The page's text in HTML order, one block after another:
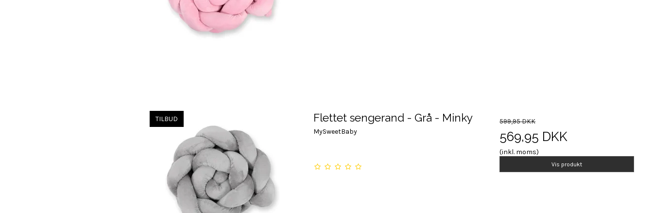
TILBUD Flettet sengerand - Grå - Minky
MySweetBaby
599,95 DKK
569,95 DKK
(inkl. moms)
Vis produkt